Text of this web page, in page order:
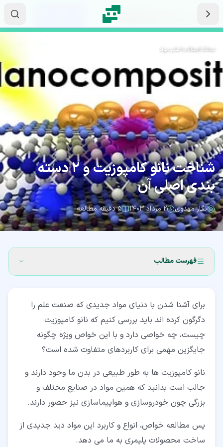
نماتک /مقالات علم مواد
شناخت نانو کامپوزیت و 2 دسته
بندی اصلی آن
نگار مهدوی ۲ مرداد ۱۴۰۳ ۵ دقیقه مطالعه
فهرست مطالب
۲‏- خواص نانو کامپوزیت ها چیست؟
۳‏- انواع نانو کامپوزیت
۳‏-‏۱‏- انواع نانوکامپوزیت بر اساس منشأ ساخت
۳‏-‏۲‏- انواع نانوکامپوزیت بر اساس زمینه
برای آشنا شدن با دنیای مواد جدیدی که صنعت علم را
دگرگون کرده اند باید بررسی کنیم که نانو کامپوزیت
چیست، چه خواصی دارد و با این خواص ویژه چگونه
جایگزین مهمی برای کاربردهای متفاوت شده است؟
نانو کامپوزیت ها به طور طبیعی در بدن ما وجود دارند و
جالب است بدانید که همین مواد در صنایع مختلف و
بزرگی چون خودروسازی و هواپیماسازی نیز حضور دارند.
پس مطالعه خواص، انواع و کاربرد این مواد دید جدیدی از
ساخت محصولات پلیمری به ما می دهد.